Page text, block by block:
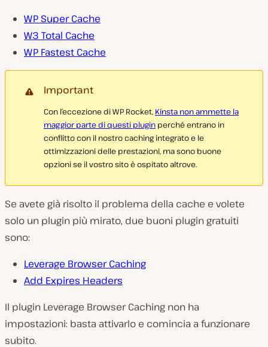
WP Super Cache
W3 Total Cache
WP Fastest Cache
Important
Con l’eccezione di WP Rocket, Kinsta non ammette la
maggior parte di questi plugin perché entrano in
conflitto con il nostro caching integrato e le
ottimizzazioni delle prestazioni, ma sono buone
opzioni se il vostro sito è ospitato altrove.
Se avete già risolto il problema della cache e volete
solo un plugin più mirato, due buoni plugin gratuiti
sono:
Leverage Browser Caching
Add Expires Headers
Il plugin Leverage Browser Caching non ha
impostazioni: basta attivarlo e comincia a funzionare
subito.